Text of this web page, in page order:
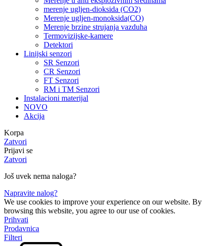
merenje ugljen-dioksida (CO2)
Merenje ugljen-monoksida(CO)
Merenje brzine strujanja vazduha
Termovizijske-kamere
Detektori
Linijski senzori
SR Senzori
CR Senzori
FT Senzori
RM i TM Senzori
Instalacioni materijal
NOVO
Akcija
Korpa
Zatvori
Prijavi se
Zatvori
Još uvek nema naloga?
Napravite nalog?
We use cookies to improve your experience on our website. By
browsing this website, you agree to our use of cookies.
Prihvati
Prodavnica
Filteri